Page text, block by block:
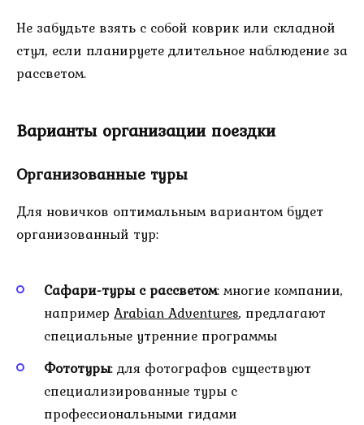
Не забудьте взять с собой коврик или складной
стул, если планируете длительное наблюдение за
рассветом.
Варианты организации поездки
Организованные туры
Для новичков оптимальным вариантом будет
организованный тур:
Сафари-туры с рассветом: многие компании,
например Arabian Adventures, предлагают
специальные утренние программы
Фототуры: для фотографов существуют
специализированные туры с
профессиональными гидами